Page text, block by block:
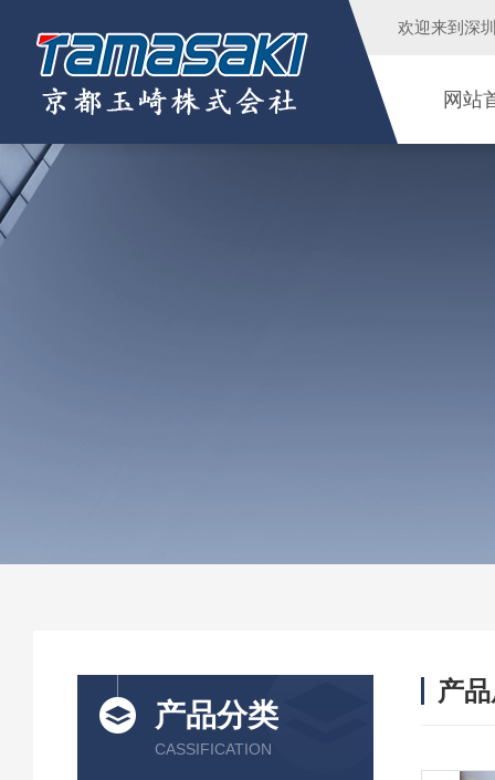
欢迎来到 深
网站
产品分类
CASSIFICATION
产